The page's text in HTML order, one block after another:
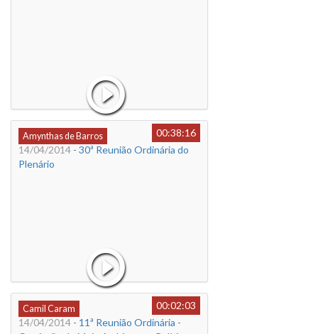
Amynthas de Barros
00:38:16
14/04/2014 - 30ª Reunião Ordinária do
Plenário
Camil Caram
00:02:03
14/04/2014 - 11ª Reunião Ordinária -